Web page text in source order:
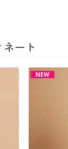
ート
NEW